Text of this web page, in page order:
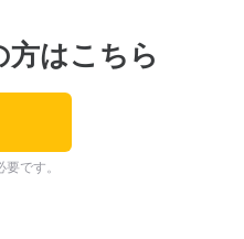
はこちら
です。